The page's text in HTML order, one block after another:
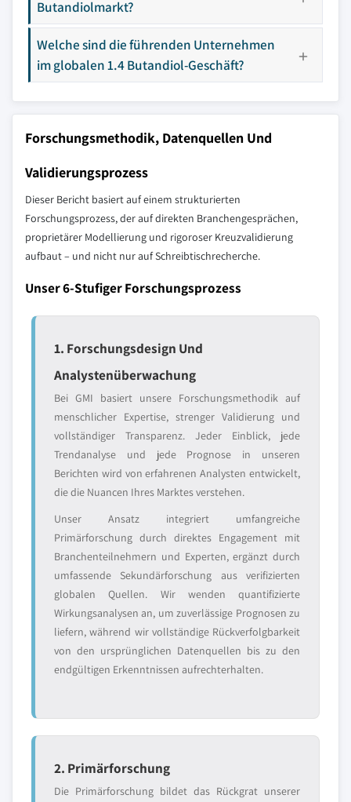
Butandiolmarkt?
Welche sind die führenden Unternehmen
im globalen 1.4 Butandiol-Geschäft?
Forschungsmethodik, Datenquellen Und
Validierungsprozess
Dieser Bericht basiert auf einem strukturierten
Forschungsprozess, der auf direkten Branchengesprächen,
proprietärer Modellierung und rigoroser Kreuzvalidierung
aufbaut – und nicht nur auf Schreibtischrecherche.
Unser 6-Stufiger Forschungsprozess
1. Forschungsdesign Und
Analystenüberwachung
Bei GMI basiert unsere Forschungsmethodik auf
menschlicher Expertise, strenger Validierung und
vollständiger Transparenz. Jeder Einblick, jede
Trendanalyse und jede Prognose in unseren
Berichten wird von erfahrenen Analysten entwickelt,
die die Nuancen Ihres Marktes verstehen.
Unser Ansatz integriert umfangreiche
Primärforschung durch direktes Engagement mit
Branchenteilnehmern und Experten, ergänzt durch
umfassende Sekundärforschung aus verifizierten
globalen Quellen. Wir wenden quantifizierte
Wirkungsanalysen an, um zuverlässige Prognosen zu
liefern, während wir vollständige Rückverfolgbarkeit
von den ursprünglichen Datenquellen bis zu den
endgültigen Erkenntnissen aufrechterhalten.
2. Primärforschung
Die Primärforschung bildet das Rückgrat unserer